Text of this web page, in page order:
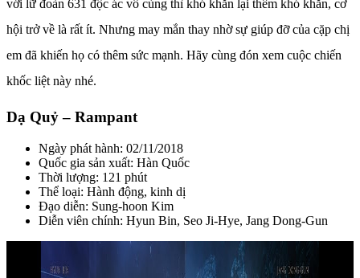
với lữ đoàn 631 độc ác vô cùng thì khó khăn lại thêm khó khăn, cơ
hội trở về là rất ít. Nhưng may mắn thay nhờ sự giúp đỡ của cặp chị
em đã khiến họ có thêm sức mạnh. Hãy cùng đón xem cuộc chiến
khốc liệt này nhé.
Dạ Quỷ – Rampant
Ngày phát hành: 02/11/2018
Quốc gia sản xuất: Hàn Quốc
Thời lượng: 121 phút
Thể loại: Hành động, kinh dị
Đạo diễn: Sung-hoon Kim
Diễn viên chính: Hyun Bin, Seo Ji-Hye, Jang Dong-Gun